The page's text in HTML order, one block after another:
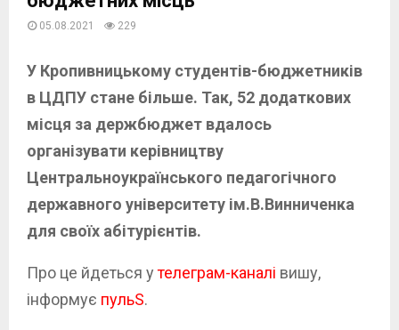
05.08.2021 229
У Кропивницькому студентів-бюджетників
в ЦДПУ стане більше. Так, 52 додаткових
місця за держбюджет вдалось
організувати керівництву
Центральноукраїнського педагогічного
державного університету ім.В.Винниченка
для своїх абітурієнтів.
Про це йдеться утелеграм-каналі вишу,
інформує пульS.